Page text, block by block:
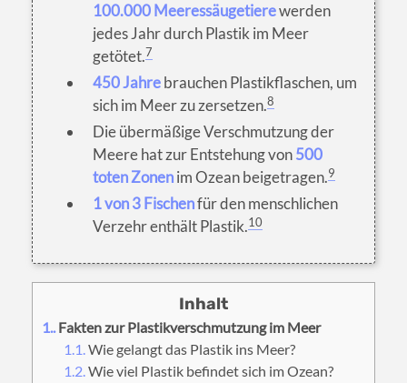
100.000 Meeressäugetierewerden
jedes Jahr durch Plastik im Meer
getötet.7
450 Jahrebrauchen Plastikflaschen, um
sich im Meer zu zersetzen.8
Die übermäßige Verschmutzung der
Meere hat zur Entstehung von500
toten Zonenim Ozean beigetragen.9
1 von 3 Fischenfür den menschlichen
Verzehr enthält Plastik.10
1.Fakten zur Plastikverschmutzung im Meer
1.1.Wie gelangt das Plastik ins Meer?
1.2.Wie viel Plastik befindet sich im Ozean?